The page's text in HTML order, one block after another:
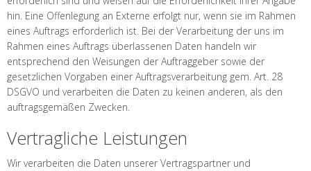
hin. Eine Offenlegung an Externe erfolgt nur, wenn sie im Rahmen
eines Auftrags erforderlich ist. Bei der Verarbeitung der uns im
Rahmen eines Auftrags überlassenen Daten handeln wir
entsprechend den Weisungen der Auftraggeber sowie der
gesetzlichen Vorgaben einer Auftragsverarbeitung gem. Art. 28
DSGVO und verarbeiten die Daten zu keinen anderen, als den
auftragsgemäßen Zwecken.
Vertragliche Leistungen
Wir verarbeiten die Daten unserer Vertragspartner und